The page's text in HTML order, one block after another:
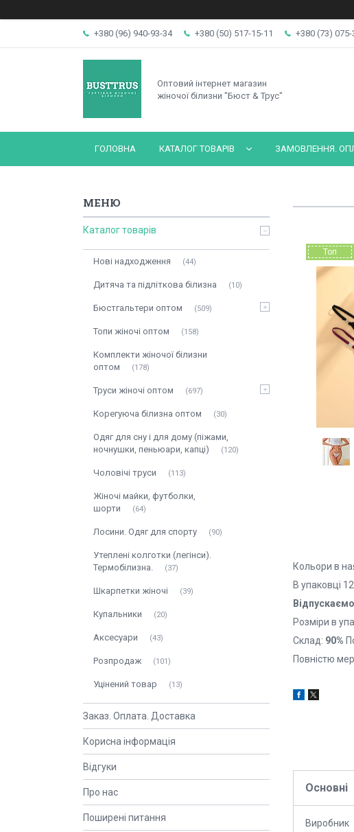
+380 (96) 940-93-34 +380 (50) 517-15-11 +380 (73) 075-
Оптовий інтернет магазин
жіночої білизни "Бюст & Трус"
ГОЛОВНА КАТАЛОГ ТОВАРІВ ЗАМОВЛЕННЯ.
Топ
Кольори в
В упаковці
Розміри в
Склад: 90%
Повністю
Основні
Виробник
Каталог товарів
Нові надходження 44
Дитяча та підліткова білизна 10
Бюстгальтери оптом 509
Топи жіночі оптом 158
Комплекти жіночої білизни
оптом
178
Труси жіночі оптом 697
Корегуюча білизна оптом 30
Одяг для сну і для дому (піжами,
ночнушки, пеньюари, капці)
120
Чоловічі труси 113
Жіночі майки, футболки,
шорти
64
Лосини. Одяг для спорту 90
Утеплені колготки (легінси).
Термобілизна.
37
Шкарпетки жіночі 39
Купальники 20
Аксесуари 43
Розпродаж 101
Уцінений товар 13
Заказ. Оплата. Доставка
Корисна інформація
Відгуки
Про нас
Поширені питання